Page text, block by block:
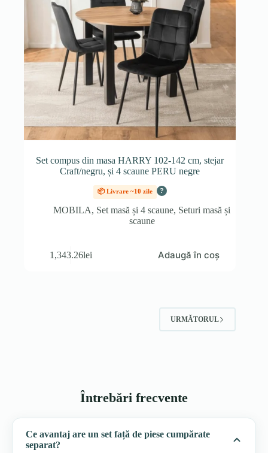
Set compus din masa HARRY 102-142 cm, stejar
Craft/negru, și 4 scaune PERU negre
📦 Livrare ~10 zile ?
MOBILA, Set masă și 4 scaune, Seturi masă și
scaune
1,343.26lei Adaugă în coș
URMĂTORUL
Întrebări frecvente
Ce avantaj are un set față de piese cumpărate
separat?